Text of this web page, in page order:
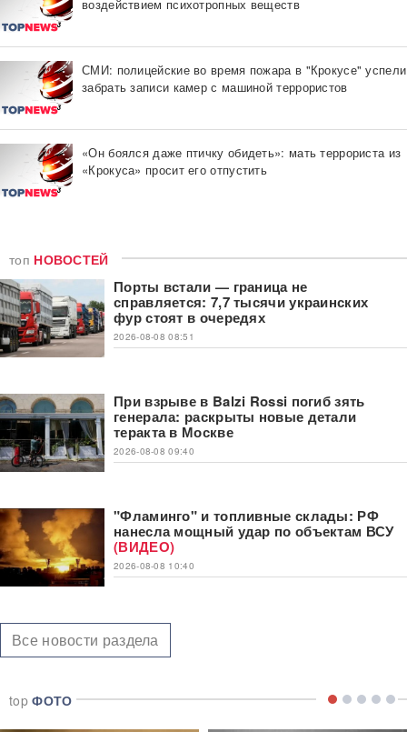
воздействием психотропных веществ
СМИ: полицейские во время пожара в "Крокусе" успели
забрать записи камер с машиной террористов
«Он боялся даже птичку обидеть»: мать террориста из
«Крокуса» просит его отпустить
топ НОВОСТЕЙ
Порты встали — граница не
справляется: 7,7 тысячи украинских
фур стоят в очередях
2026-08-08 08:51
При взрыве в Balzi Rossi погиб зять
генерала: раскрыты новые детали
теракта в Москве
2026-08-08 09:40
"Фламинго" и топливные склады: РФ
нанесла мощный удар по объектам ВСУ
(ВИДЕО)
2026-08-08 10:40
Все новости раздела
topФОТО